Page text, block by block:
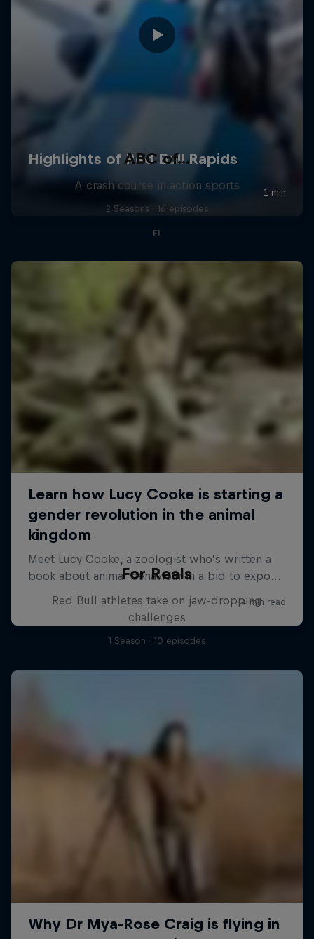
ABC of...
A crash course in action sports
2 Seasons · 16 episodes
F1
For Reals
Red Bull athletes take on jaw-dropping
challenges
1 Season · 10 episodes